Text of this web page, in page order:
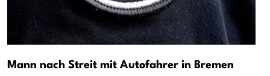
Mann nach Streit mit Autofahrer in Bremen